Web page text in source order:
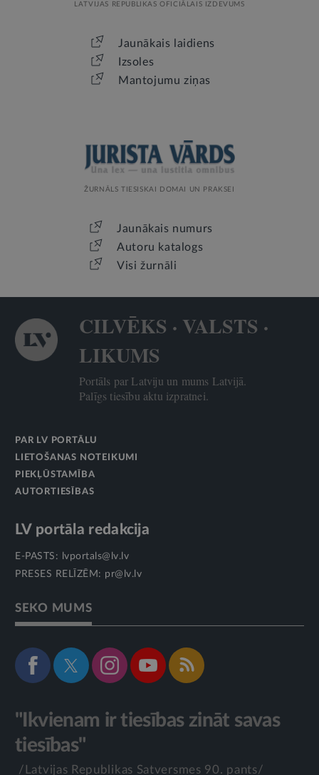
LATVIJAS REPUBLIKAS OFICIĀLAIS IZDEVUMS
Jaunākais laidiens
Izsoles
Mantojumu ziņas
ŽURNĀLS TIESISKAI DOMAI UN PRAKSEI
Jaunākais numurs
Autoru katalogs
Visi žurnāli
CILVĒKS · VALSTS ·
LIKUMS
Portāls par Latviju un mums Latvijā.
Palīgs tiesību aktu izpratnei.
PAR LV PORTĀLU
LIETOŠANAS NOTEIKUMI
PIEKĻŪSTAMĪBA
AUTORTIESĪBAS
LV portāla redakcija
E-PASTS:
lvportals@lv.lv
PRESES RELĪZĒM: pr@lv.lv
SEKO MUMS
"Ikvienam ir tiesības zināt savas
tiesības"
/Latvijas Republikas Satversmes 90. pants/